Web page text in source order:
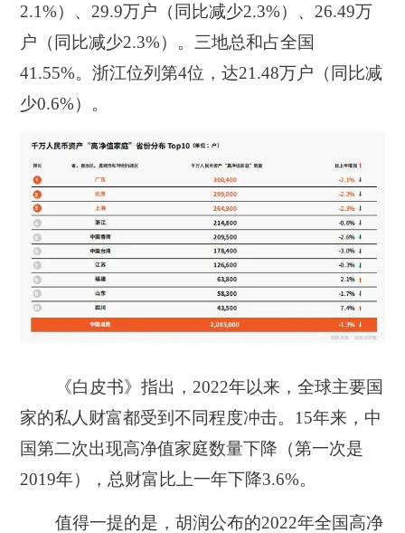
2.1%） 、29.9万户 （同比减少2.3%） 、26.49万
户 （同比减少2.3%） 。三地总和占全国
41.55%。浙江位列第4位，达21.48万户 （同比减
少0.6%） 。
《白皮书》指出，2022年以来，全球主要国
家的私人财富都受到不同程度冲击。15年来，中
国第二次出现高净值家庭数量下降 （第一次是
2019年）
，总财富比上一年下降3.6%。
值得一提的是，胡润公布的2022年全国高净